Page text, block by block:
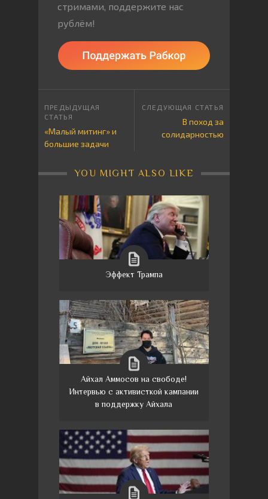
стримами, поддержите нас
рублём!
«Малый митинг» и
большие задачи
В поход за
солидарностью
YOU MIGHT ALSO LIKE
Эффект Трампа
Айхал Аммосов на свободе!
Интервью с активисткой кампании
в поддержку Айхала